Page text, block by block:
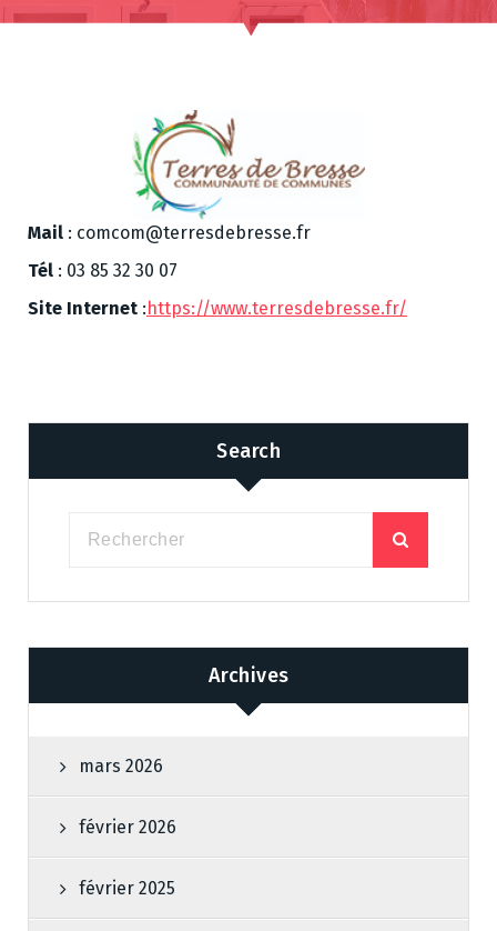
Mail : comcom@terresdebresse.fr
Tél : 03 85 32 30 07
Site Internet : https://www.terresdebresse.fr/
Search
Archives
mars 2026
février 2026
février 2025